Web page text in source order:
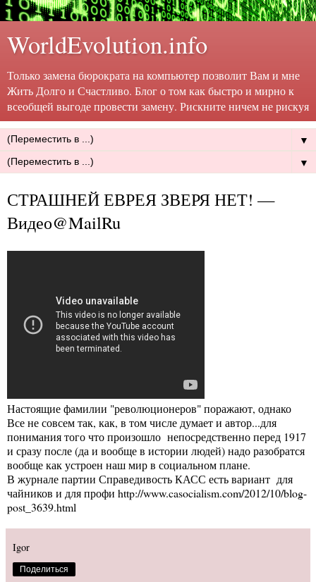
WorldEvolution.info
Только замена бюрократа на компьютер позволит Вам и мне
Жить Долго и Счастливо. Блог о том как быстро и мирно к
всеобщей выгоде провести замену. Рискните ничем не рискуя
▼
▼
СТРАШНЕЙ ЕВРЕЯ ЗВЕРЯ НЕТ! —
Видео@MailRu
Настоящие фамилии "революционеров" поражают, однако
Все не совсем так, как, в том числе думает и автор...для
понимания того что произошло непосредственно перед 1917
и сразу после (да и вообще в истории людей) надо разобратся
вообще как устроен наш мир в социальном плане.
В журнале партии Справедивость КАСС есть вариант для
чайников и для профи http://www.casocialism.com/2012/10/blog-
post_3639.html
Igor
Поделиться